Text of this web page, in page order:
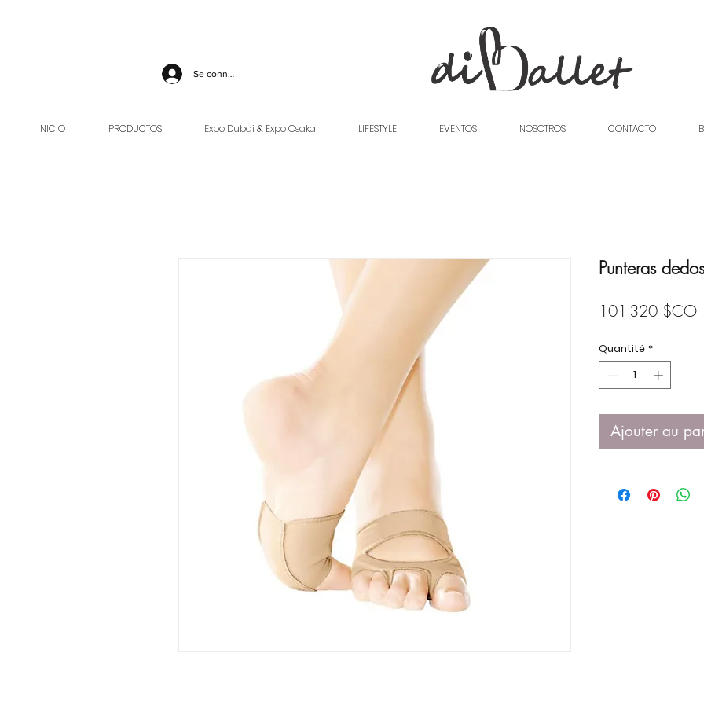
Se connecter
INICIO PRODUCTOS Expo Dubai & Expo Osaka LIFESTYLE EVENTOS NOSOTROS CONTACTO
Punteras
101 320 $CO
Quantité *
Ajouter au